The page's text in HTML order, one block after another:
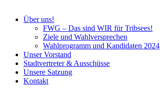
Über uns!
FWG – Das sind WIR für Tribsees!
Ziele und Wahlversprechen
Wahlprogramm und Kandidaten 2024
Unser Vorstand
Stadtvertreter & Ausschüsse
Unsere Satzung
Kontakt